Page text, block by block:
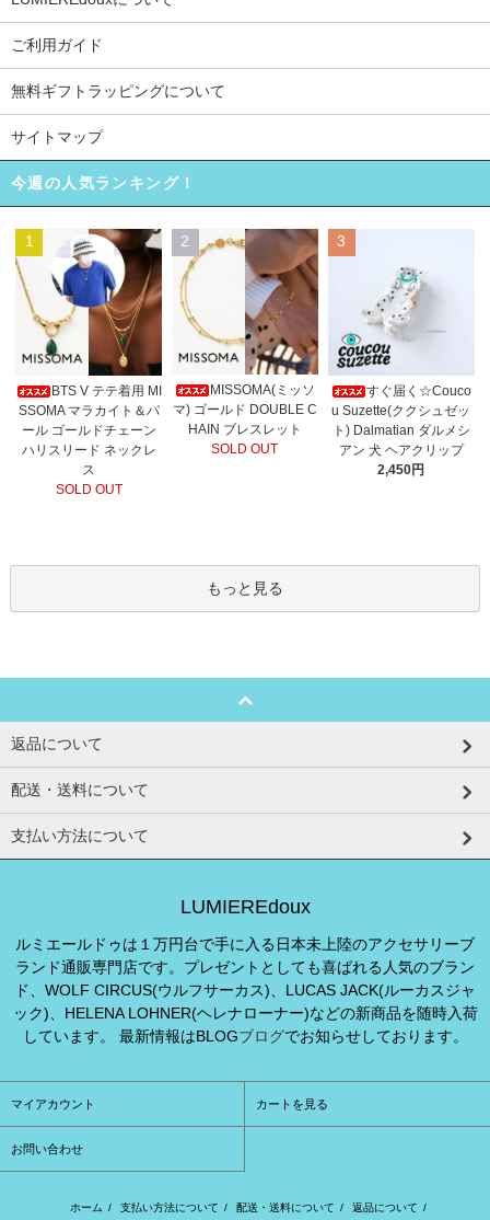
ご利用ガイド
無料ギフトラッピングについて
サイトマップ
今週の人気ランキング！
1
BTS V テテ着用 MI
SSOMA マラカイト＆パ
ール ゴールドチェーン
ハリスリード ネックレ
ス
SOLD OUT
2
MISSOMA(ミッソ
マ) ゴールド DOUBLE C
HAIN ブレスレット
SOLD OUT
3
すぐ届く☆Couco
u Suzette(ククシュゼッ
ト) Dalmatian ダルメシ
アン 犬 ヘアクリップ
2,450円
もっと見る
返品について
配送・送料について
支払い方法について
LUMIEREdoux
ルミエールドゥは１万円台で手に入る日本未上陸のアクセサリーブ
ランド通販専門店です。プレゼントとしても喜ばれる人気のブラン
ド、WOLF CIRCUS(ウルフサーカス)、LUCAS JACK(ルーカスジャ
ック)、HELENA LOHNER(ヘレナローナー)などの新商品を随時入荷
しています。 最新情報はBLOGブログでお知らせしております。
マイアカウント カートを見る
お問い合わせ
ホーム / 支払い方法について / 配送・送料について / 返品について /